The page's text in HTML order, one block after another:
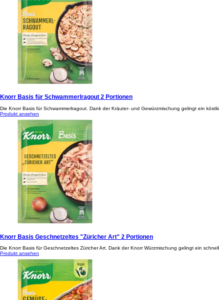
Knorr Basis für Schwammerlragout 2 Portionen
Die Knorr Basis für Schwammerlragout. Dank der Kräuter- und Gewürzmischung gelingt ein
Produkt ansehen
Knorr Basis Geschnetzeltes "Züricher Art" 2 Portionen
Die Knorr Basis für Geschnetzeltes Züricher Art. Dank der Knorr Würzmischung gelingt ein
Produkt ansehen